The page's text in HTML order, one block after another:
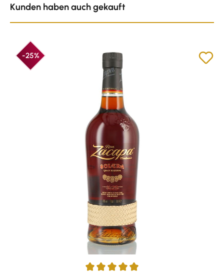
Kunden haben auch gekauft
-25%